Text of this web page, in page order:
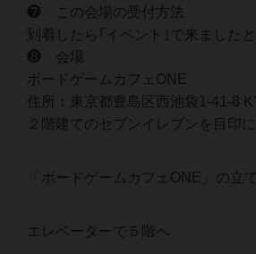
❼ この会場の受付方法
到着したら｢イベント｣で来ました
❽ 会場
ボードゲームカフェONE
住所：東京都豊島区西池袋1-41-8
２階建てのセブンイレブンを目印
「ボードゲームカフェONE」の立
エレベーターで５階へ